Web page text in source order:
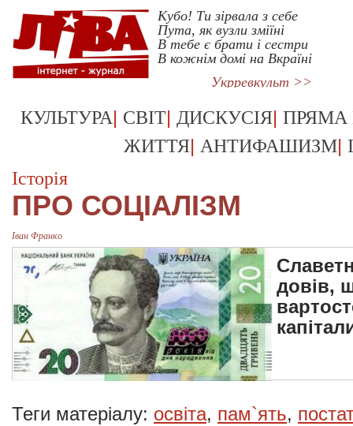
Kубо! Ти зірвала з себе
Пута, як вузли зміїні
В тебе є брати і сестри
В кожнім домі на Вкраїні
Укрревкульт >>
КУЛЬТУРА| СВІТ| ДИСКУСІЯ| ПРЯМА
ЖИТТЯ| АНТИФАШИЗМ|
Історія
ПРО СОЦІАЛІЗМ
Іван Франко
довів,
Теги матеріалу: освіта, пам`ять,